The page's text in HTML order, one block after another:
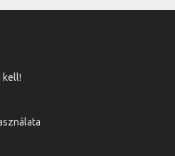
kell!